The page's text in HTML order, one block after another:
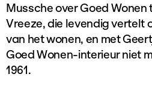
Mussche over Goed
Vreeze, die levendig vertelt
van het wonen, en met
Goed Wonen-interieur niet
1961.